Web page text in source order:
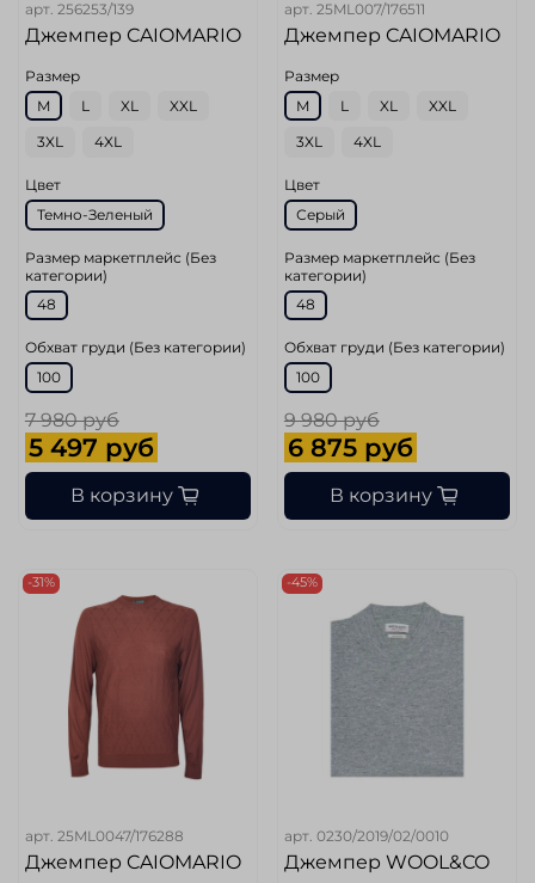
арт. 256253/139
Джемпер CAIOMARIO
Размер
M
L XL XXL
3XL 4XL
Цвет
Темно-Зеленый
Размер маркетплейс (Без
категории)
48
Обхват груди (Без категории)
100
7 980 руб
5 497 руб
В корзину
арт. 25ML007/176511
Джемпер CAIOMARIO
Размер
M
L XL XXL
3XL 4XL
Цвет
Серый
Размер маркетплейс (Без
категории)
48
Обхват груди (Без категории)
100
9 980 руб
6 875 руб
В корзину
-31%
арт. 25ML0047/176288
Джемпер CAIOMARIO
-45%
арт. 0230/2019/02/0010
Джемпер WOOL&CO